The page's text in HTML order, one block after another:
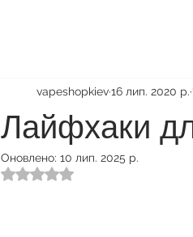
Лайфхаки
vapeshopkiev16 лип. 2020 р.
Оновлено: 10 лип. 2025 р.
Оцінка: NaN з 5 зірок.